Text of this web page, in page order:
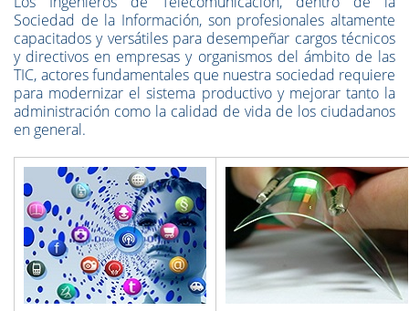
Sociedad de la Información, son profesionales altamente
capacitados y versátiles para desempeñar cargos técnicos
y directivos en empresas y organismos del ámbito de las
TIC, actores fundamentales que nuestra sociedad requiere
para modernizar el sistema productivo y mejorar tanto la
administración como la calidad de vida de los ciudadanos
en general.